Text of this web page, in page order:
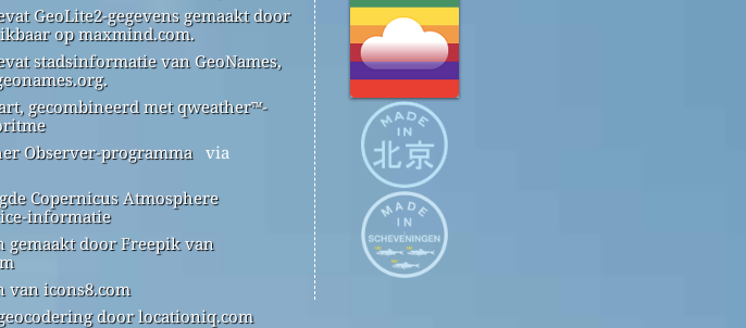
GeoLite2-gegevens gemaakt door
op maxmind.com.
stadsinformatie van GeoNames,
gecombineerd met qweather™-
Observer-programma via
Copernicus Atmosphere
informatie
gemaakt door Freepik van
van icons8.com
door locationiq.com